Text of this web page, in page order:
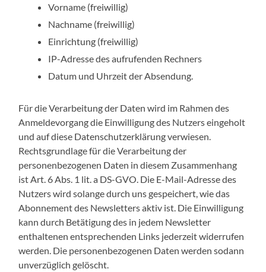
Vorname (freiwillig)
Nachname (freiwillig)
Einrichtung (freiwillig)
IP-Adresse des aufrufenden Rechners
Datum und Uhrzeit der Absendung.
Für die Verarbeitung der Daten wird im Rahmen des
Anmeldevorgang die Einwilligung des Nutzers eingeholt
und auf diese Datenschutzerklärung verwiesen.
Rechtsgrundlage für die Verarbeitung der
personenbezogenen Daten in diesem Zusammenhang
ist Art. 6 Abs. 1 lit. a DS-GVO. Die E-Mail-Adresse des
Nutzers wird solange durch uns gespeichert, wie das
Abonnement des Newsletters aktiv ist. Die Einwilligung
kann durch Betätigung des in jedem Newsletter
enthaltenen entsprechenden Links jederzeit widerrufen
werden. Die personenbezogenen Daten werden sodann
unverzüglich gelöscht.